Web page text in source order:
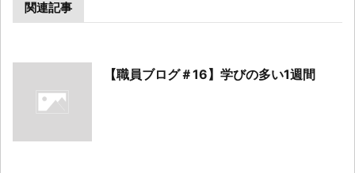
関連記事
【職員ブログ＃16】学びの多い1週間